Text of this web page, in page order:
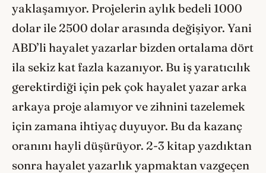
yaklaşamıyor. Projelerin aylık bedeli 1000
dolar ile 2500 dolar arasında değişiyor. Yani
ABD’li hayalet yazarlar bizden ortalama dört
ila sekiz kat fazla kazanıyor. Bu iş yaratıcılık
gerektirdiği için pek çok hayalet yazar arka
arkaya proje alamıyor ve zihnini tazelemek
için zamana ihtiyaç duyuyor. Bu da kazanç
oranını hayli düşürüyor. 2-3 kitap yazdıktan
sonra hayalet yazarlık yapmaktan vazgeçen